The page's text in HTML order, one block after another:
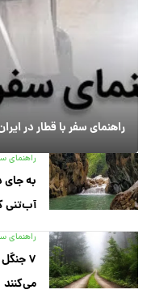
راهنمای سفر با قطار در
راهنمای
به جای
آب‌تنی
راهنمای
۷
می‌کنند